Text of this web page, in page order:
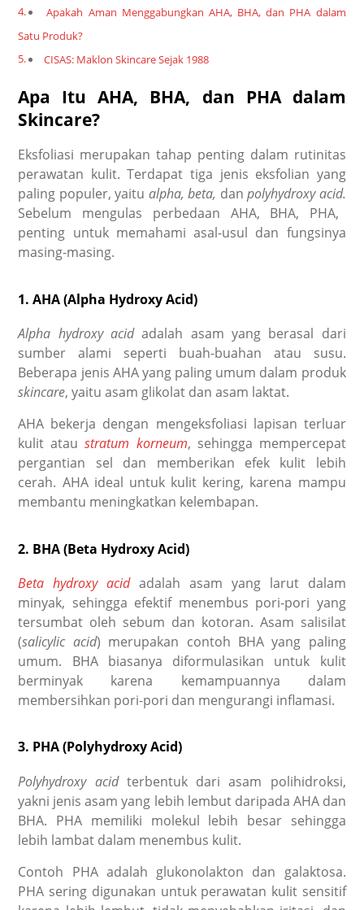
Apakah Aman Menggabungkan AHA, BHA, dan PHA dalam
Satu Produk?
CISAS: Maklon Skincare Sejak 1988
Apa Itu AHA, BHA, dan PHA dalam
Skincare?
Eksfoliasi merupakan tahap penting dalam rutinitas
perawatan kulit. Terdapat tiga jenis eksfolian yang
paling populer, yaitu alpha, beta, danpolyhydroxy acid.
Sebelum mengulas perbedaan AHA, BHA, PHA,
penting untuk memahami asal-usul dan fungsinya
masing-masing.
1. AHA (Alpha Hydroxy Acid)
Alpha hydroxy acidadalah asam yang berasal dari
sumber alami seperti buah-buahan atau susu.
Beberapa jenis AHA yang paling umum dalam produk
skincare, yaitu asam glikolat dan asam laktat.
AHA bekerja dengan mengeksfoliasi lapisan terluar
kulit ataustratum korneum, sehingga mempercepat
pergantian sel dan memberikan efek kulit lebih
cerah. AHA ideal untuk kulit kering, karena mampu
membantu meningkatkan kelembapan.
2. BHA (Beta Hydroxy Acid)
Beta hydroxy acidadalah asam yang larut dalam
minyak, sehingga efektif menembus pori-pori yang
tersumbat oleh sebum dan kotoran. Asam salisilat
(salicylic acid) merupakan contoh BHA yang paling
umum. BHA biasanya diformulasikan untuk kulit
berminyak karena kemampuannya dalam
membersihkan pori-pori dan mengurangi inflamasi.
3. PHA (Polyhydroxy Acid)
Polyhydroxy acidterbentuk dari asam polihidroksi,
yakni jenis asam yang lebih lembut daripada AHA dan
BHA. PHA memiliki molekul lebih besar sehingga
lebih lambat dalam menembus kulit.
Contoh PHA adalah glukonolakton dan galaktosa.
PHA sering digunakan untuk perawatan kulit sensitif